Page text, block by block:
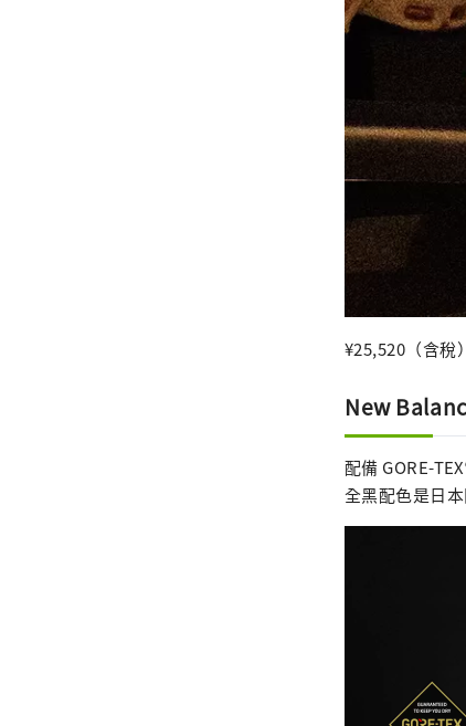
¥25,520（含稅
New
配備 GORE-
全黑配色是日